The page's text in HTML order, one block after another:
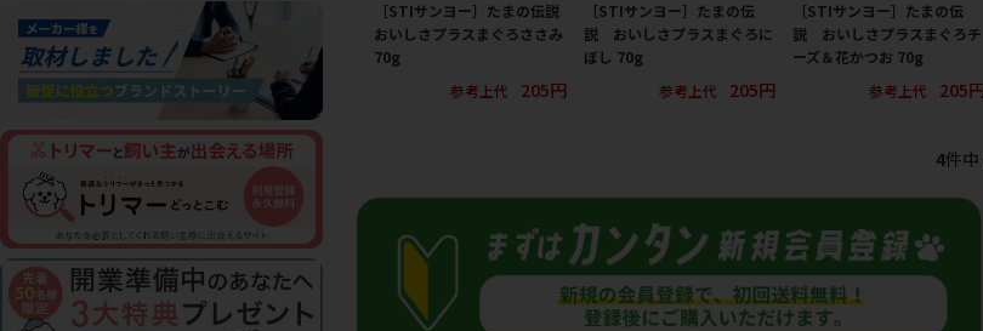
［STIサンヨー］たまの伝説
おいしさプラスまぐろささみ
70g
参考上代
205円
［STIサンヨー］たまの伝
説 おいしさプラスまぐろに
ぼし 70g
参考上代
205円
［STIサンヨー］たまの伝
説 おいしさプラスまぐろチ
ーズ＆花かつお 70g
参考上代
205
4件中